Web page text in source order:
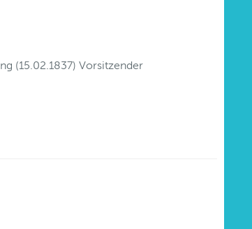
(15.02.1837) Vorsitzender